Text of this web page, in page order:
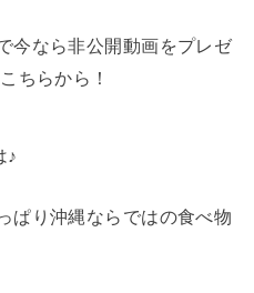
今なら非公開動画をプレゼ
ちらから！
♪
ぱり沖縄ならではの食べ物